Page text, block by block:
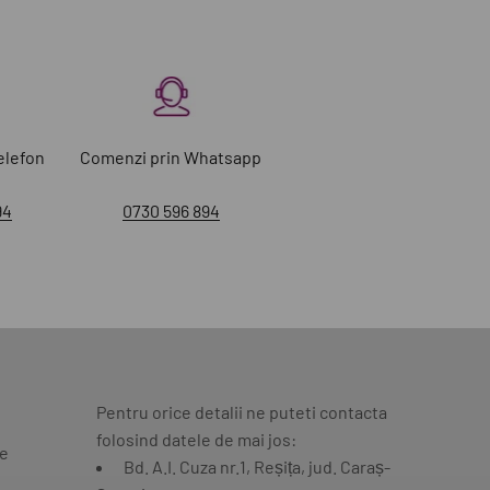
Comenzi prin Whatsapp
0730 596 894
Pentru orice detalii ne puteti contacta
folosind datele de mai jos:
Bd. A.I. Cuza nr.1, Reșița, jud. Caraș-